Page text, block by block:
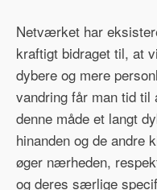
Netværket har
kraftigt bidraget til, at
dybere og mere
vandring får man tid til
denne måde et langt
hinanden og de andre
øger nærheden,
og deres særlige